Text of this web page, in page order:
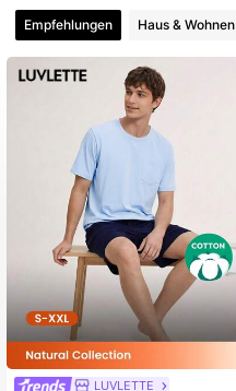
4,68 2.9K Follower
4,68 2.9K Follower
4,68 2.9K Follower
Empfehlungen Haus & Wohnen
LUVLETTE